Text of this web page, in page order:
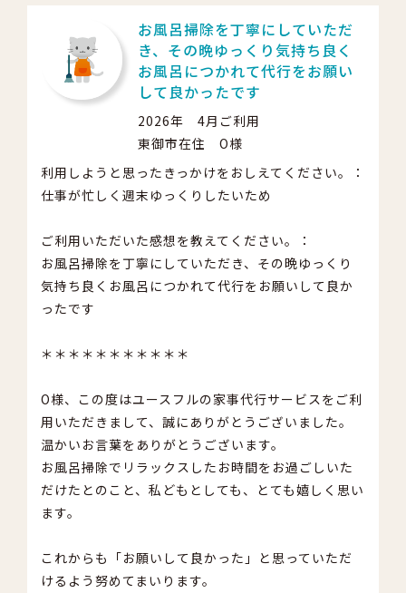
お風呂掃除を丁寧にしていただ
き、その晩ゆっくり気持ち良く
お風呂につかれて代行をお願い
して良かったです
2026年 4月ご利用
東御市在住 O様
利用しようと思ったきっかけをおしえてください。：
仕事が忙しく週末ゆっくりしたいため
ご利用いただいた感想を教えてください。：
お風呂掃除を丁寧にしていただき、その晩ゆっくり
気持ち良くお風呂につかれて代行をお願いして良か
ったです
＊＊＊＊＊＊＊＊＊＊＊
O様、この度はユースフルの家事代行サービスをご利
用いただきまして、誠にありがとうございました。
温かいお言葉をありがとうございます。
お風呂掃除でリラックスしたお時間をお過ごしいた
だけたとのこと、私どもとしても、とても嬉しく思い
ます。
これからも「お願いして良かった」と思っていただ
けるよう努めてまいります。